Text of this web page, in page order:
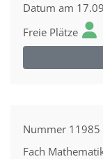
Datum am
Freie Plätze
Nummer 11985
Fach